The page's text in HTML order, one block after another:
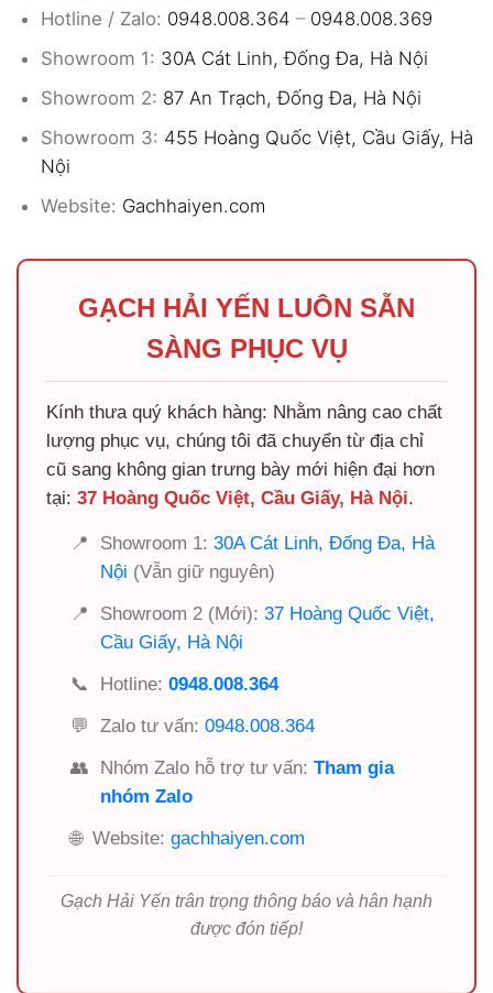
Hotline / Zalo: 0948.008.364 – 0948.008.369
Showroom 1: 30A Cát Linh, Đống Đa, Hà Nội
Showroom 2: 87 An Trạch, Đống Đa, Hà Nội
Showroom 3: 455 Hoàng Quốc Việt, Cầu Giấy, Hà
Nội
Website: Gachhaiyen.com
GẠCH HẢI YẾN LUÔN SẴN
SÀNG PHỤC VỤ
Kính thưa quý khách hàng: Nhằm nâng cao chất
lượng phục vụ, chúng tôi đã chuyển từ địa chỉ
cũ sang không gian trưng bày mới hiện đại hơn
tại: 37 Hoàng Quốc Việt, Cầu Giấy, Hà Nội.
📍 Showroom 1: 30A Cát Linh, Đống Đa, Hà
Nội (Vẫn giữ nguyên)
📍
Showroom 2 (Mới): 37 Hoàng Quốc Việt,
Cầu Giấy, Hà Nội
📞
Hotline: 0948.008.364
💬
Zalo tư vấn: 0948.008.364
👥
Nhóm Zalo hỗ trợ tư vấn: Tham gia
nhóm Zalo
🌐 Website: gachhaiyen.com
Gạch Hải Yến trân trọng thông báo và hân hạnh
được đón tiếp!